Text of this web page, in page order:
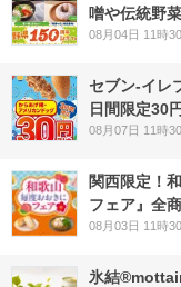
噌や伝統野
08月04日 11時
セブン‐イレ
日間限定30
08月07日 11時
関西限定！
フェア』全
08月03日 11時
氷結